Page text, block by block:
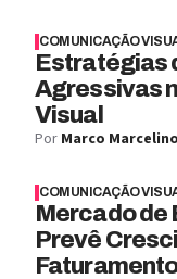
COMUNICAÇÃO
Estratégias
Agressivas
Visual
Por Marco Marcelino
COMUNICAÇÃO
Mercado de
Prevê